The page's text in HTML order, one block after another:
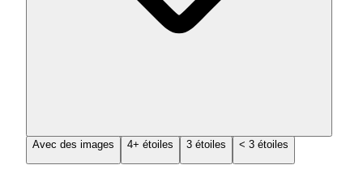
Avec des images 4+ étoiles 3 étoiles < 3 étoiles